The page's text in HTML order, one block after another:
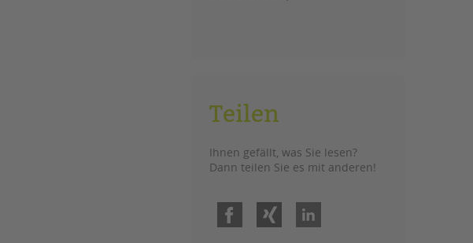
Teilen
Ihnen gefällt, was Sie lesen?
Dann teilen Sie es mit anderen!
Facebook